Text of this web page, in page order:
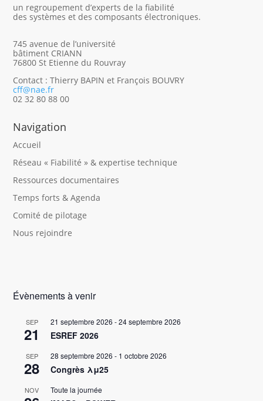
un regroupement d’experts de la fiabilité
des systèmes et des composants électroniques.
745 avenue de l’université
bâtiment CRIANN
76800 St Etienne du Rouvray
Contact : Thierry BAPIN et François BOUVRY
cff@nae.fr
02 32 80 88 00
Navigation
Accueil
Réseau « Fiabilité » & expertise technique
Ressources documentaires
Temps forts & Agenda
Comité de pilotage
Nous rejoindre
Évènements à venir
SEP
21
21 septembre 2026 -24 septembre 2026
ESREF 2026
SEP
28
28 septembre 2026 - 1 octobre 2026
Congrès λμ25
NOV Toute la journée